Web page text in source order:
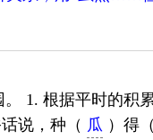
。 1. 根据平时的积
说，种（ 瓜 ）得（